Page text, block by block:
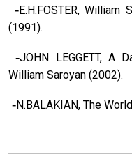
-E.H.FOSTER,
(1991).
-JOHN LEGGETT, A
William Saroyan (2002).
-N.BALAKIAN, The